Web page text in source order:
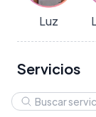
Luz
Servicios